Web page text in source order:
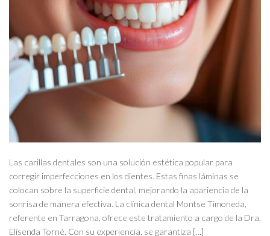
Las carillas dentales son una solución estética popular para
corregir imperfecciones en los dientes. Estas finas láminas se
colocan sobre la superficie dental, mejorando la apariencia de la
sonrisa de manera efectiva. La clínica dental Montse Timoneda,
referente en Tarragona, ofrece este tratamiento a cargo de la Dra.
Elisenda Torné. Con su experiencia, se garantiza […]